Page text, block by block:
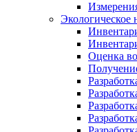
Экологическое
Оценка